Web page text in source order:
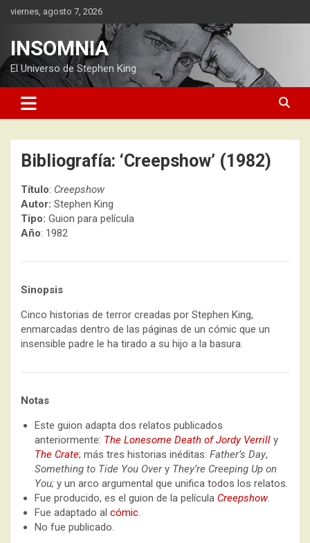
Saltarviernes, agosto 7, 2026
INSOMNIA
El Universo de Stephen King
Bibliografía: ‘Creepshow’ (1982)
Título: Creepshow
Autor: Stephen King
Tipo: Guion para película
Año: 1982
Sinopsis
Cinco historias de terror creadas por Stephen King,
enmarcadas dentro de las páginas de un cómic que un
insensible padre le ha tirado a su hijo a la basura.
Notas
Este guion adapta dos relatos publicados
anteriormente: The Lonesome Death of Jordy Verrill y
The Crate; más tres historias inéditas: Father’s Day,
Something to Tide You Overy They’re Creeping Up on
You; y un arco argumental que unifica todos los relatos.
Fue producido, es el guion de la película Creepshow.
Fue adaptado al cómic.
No fue publicado.